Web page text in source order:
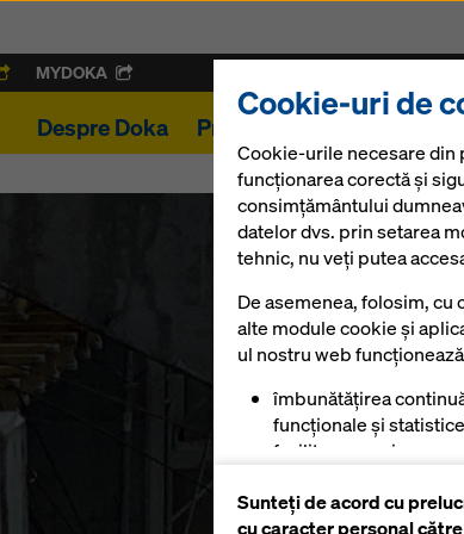
MYDOKA
Despre Doka Proiecte
Cookie-uri de
Cookie-urile necesare din
funcționarea corectă și
consimțământului
datelor dvs. prin setarea
tehnic, nu veți putea
De asemenea, folosim,
alte module cookie și
ul nostru web
îmbunătățirea
funcționale și
facilitarea unui
pentru a afișa
Sunteți de acord cu
cu caracter personal